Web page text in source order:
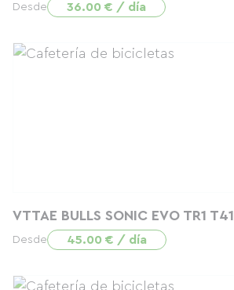
Desde 36.00 € / día
VTTAE BULLS SONIC EVO TR1 T41
Desde 45.00 € / día